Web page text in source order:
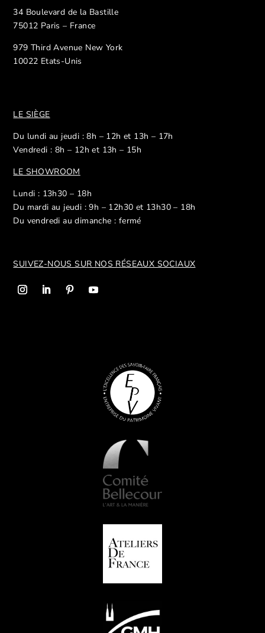
34 Boulevard de la Bastille
75012 Paris – France
979 Third Avenue New York
10022 Etats-Unis
LE SIÈGE
Du lundi au jeudi : 8h – 12h et 13h – 17h
Vendredi : 8h – 12h et 13h – 15h
LE SHOWROOM
Lundi : 13h30 – 18h
Du mardi au jeudi : 9h – 12h30 et 13h30 – 18h
Du vendredi au dimanche : fermé
SUIVEZ-NOUS SUR NOS RÉSEAUX SOCIAUX